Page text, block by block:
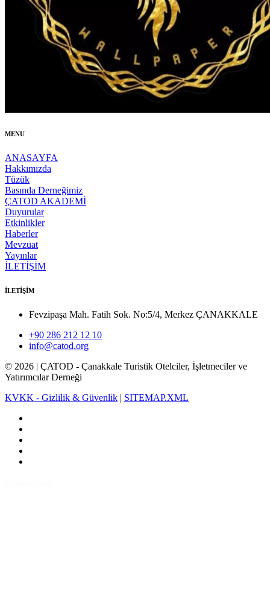
MENU
ANASAYFA
Hakkımızda
Tüzük
Basında Derneğimiz
ÇATOD AKADEMİ
Duyurular
Etkinlikler
Haberler
Mevzuat
Yayınlar
İLETİŞİM
İLETİŞİM
Fevzipaşa Mah. Fatih Sok. No:5/4, Merkez ÇANAKKALE
+90 286 212 12 10
info@catod.org
© 2026 | ÇATOD - Çanakkale Turistik Otelciler, İşletmeciler ve
Yatırımcılar Derneği
KVKK - Gizlilik & Güvenlik | SITEMAP.XML